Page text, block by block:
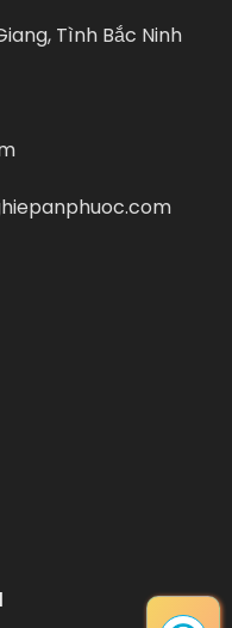
Tình Bắc Ninh